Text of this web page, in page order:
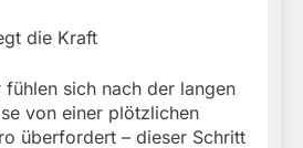
die Kraft
sich nach der langen
von einer plötzlichen
überfordert – dieser Schritt